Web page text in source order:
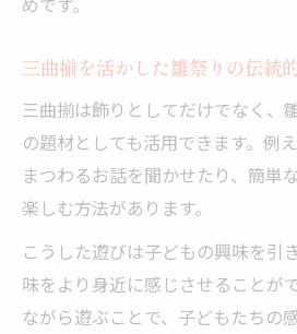
三曲揃を活かした雛祭りの伝統
三曲揃は飾りとしてだけでなく、
の題材としても活用できます。例
まつわるお話を聞かせたり、簡単
楽しむ方法があります。
こうした遊びは子どもの興味を引
味をより身近に感じさせることが
ながら遊ぶことで、子どもたちの